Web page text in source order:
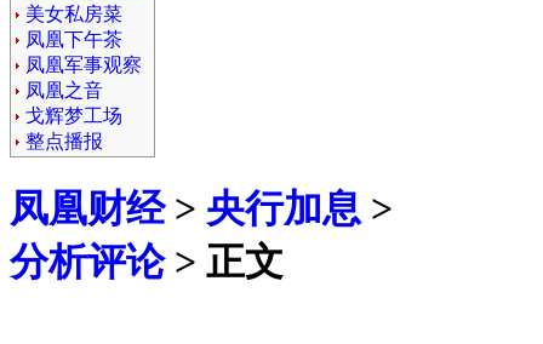
美女私房菜
凤凰下午茶
凤凰军事观察
凤凰之音
戈辉梦工场
整点播报
凤凰财经> 央行加息 >
分析评论> 正文